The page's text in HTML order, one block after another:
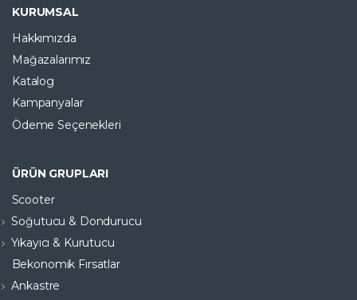
İNDİ
KURUMSAL
Hakkımızda
Mağazalarımız
Katalog
Kampanyalar
Ödeme Seçenekleri
ÜRÜN GRUPLARI
Scooter
Soğutucu & Dondurucu
Yıkayıcı & Kurutucu
Bekonomik Fırsatlar
Ankastre